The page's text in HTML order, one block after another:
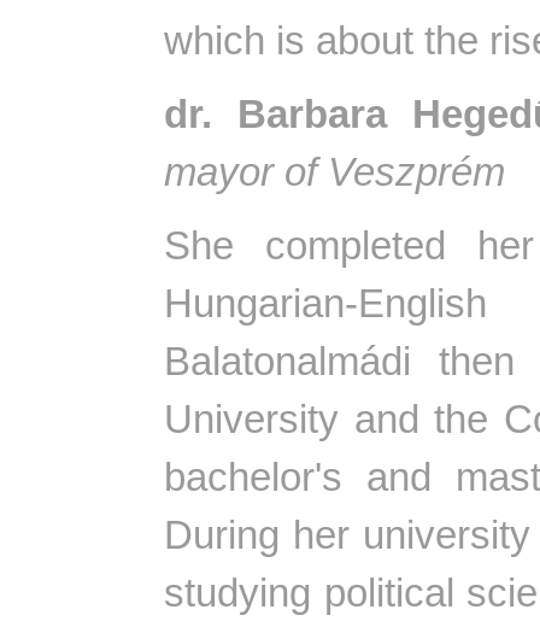
which is about the
dr. Barbara
mayor of Veszprém
She completed
Hungarian-
Balatonalmádi
University and the
bachelor's and
During her
studying political